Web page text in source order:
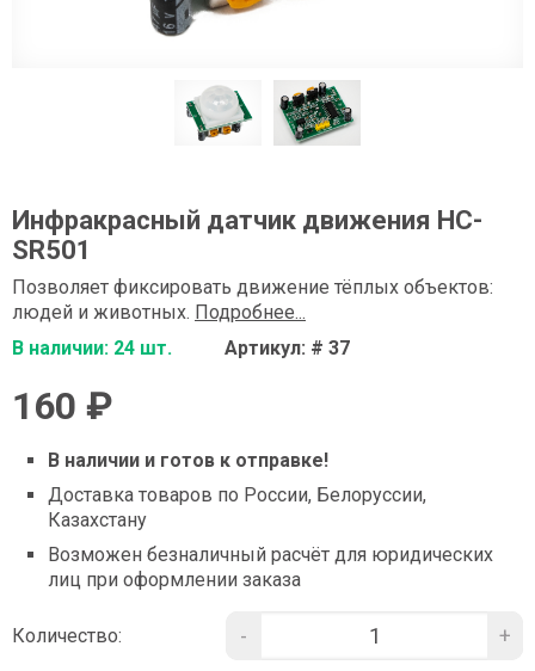
Инфракрасный датчик движения HC-
SR501
Позволяет фиксировать движение тёплых объектов:
людей и животных. Подробнее...
В наличии: 24 шт.
Артикул: # 37
160 ₽
В наличии и готов к отправке!
Доставка товаров по России, Белоруссии,
Казахстану
Возможен безналичный расчёт для юридических
лиц при оформлении заказа
Количество: - +